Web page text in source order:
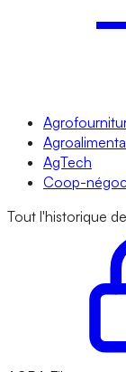
AgTech
Coop-
Tout l'historique